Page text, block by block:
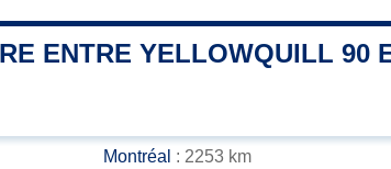
ENTRE YELLOWQUILL 90
Montréal : 2253 km